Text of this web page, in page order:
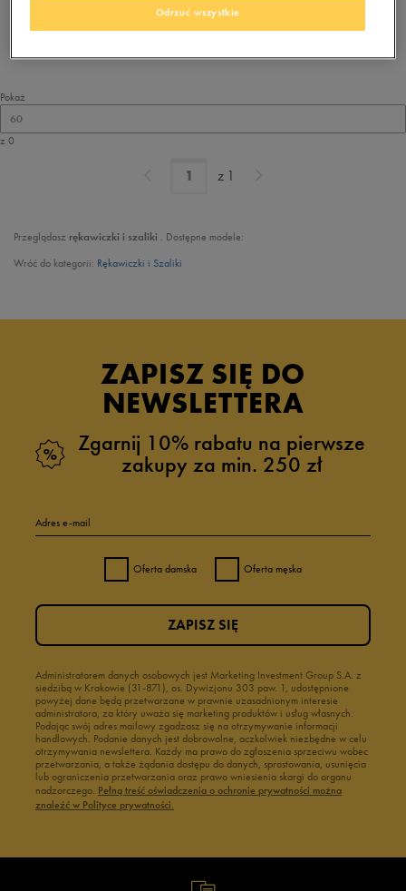
Zmień kryteria wyszukiwania lub
Pokaż
60
z 0
z 1
Przeglądasz rękawiczki i szaliki . Dostępne modele:
Wróć do kategorii: Rękawiczki i Szaliki
ZAPISZ SIĘ DO
NEWSLETTERA
Zgarnij 10% rabatu na pierwsze
zakupy za min. 250 zł
Adres e-mail
Oferta damska Oferta męska
Administratorem danych osobowych jest Marketing Investment Group S.A. z
siedzibą w Krakowie (31-871), os. Dywizjonu 303 paw. 1, udostępnione
powyżej dane będą przetwarzane w prawnie uzasadnionym interesie
administratora, za który uważa się marketing produktów i usług własnych.
Podając swój adres mailowy zgadzasz się na otrzymywanie informacji
handlowych. Podanie danych jest dobrowolne, aczkolwiek niezbędne w celu
otrzymywania newslettera. Każdy ma prawo do zgłoszenia sprzeciwu wobec
przetwarzania, a także żądania dostępu do danych, sprostowania, usunięcia
lub ograniczenia przetwarzania oraz prawo wniesienia skargi do organu
nadzorczego. Pełną treść oświadczenia o ochronie prywatności można
znaleźć w Polityce prywatności.
ZAPISZ SIĘ
Odrzuć wszystkie